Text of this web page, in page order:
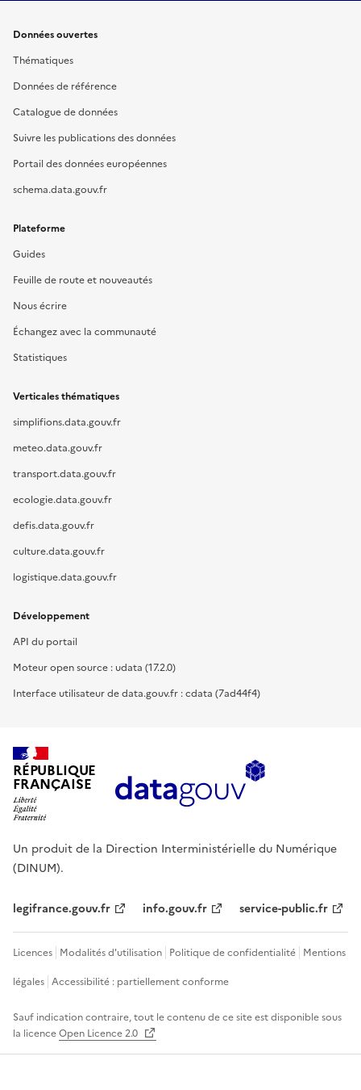
Données ouvertes
Thématiques
Données de référence
Catalogue de données
Suivre les publications des données
Portail des données européennes
schema.data.gouv.fr
Plateforme
Guides
Feuille de route et nouveautés
Nous écrire
Échangez avec la communauté
Statistiques
Verticales thématiques
simplifions.data.gouv.fr
meteo.data.gouv.fr
transport.data.gouv.fr
ecologie.data.gouv.fr
defis.data.gouv.fr
culture.data.gouv.fr
logistique.data.gouv.fr
Développement
API du portail
Moteur open source : udata (17.2.0)
Interface utilisateur de data.gouv.fr : cdata (7ad44f4)
RÉPUBLIQUE
FRANÇAISE
Un produit de la Direction Interministérielle du Numérique
(DINUM).
legifrance.gouv.fr info.gouv.fr service-public.fr
Licences Modalités d'utilisation Politique de confidentialité Mentions
légales Accessibilité : partiellement conforme
Sauf indication contraire, tout le contenu de ce site est disponible sous
la licenceOpen Licence 2.0